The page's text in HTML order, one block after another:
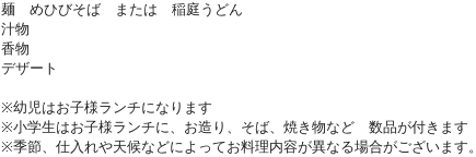
麺　めひびそば　または　稲庭うどん
汁物
香物
デザート
※幼児はお子様ランチになります
※小学生はお子様ランチに、お造り、そば、焼き物など　数品が付きます
※季節、仕入れや天候などによってお料理内容が異なる場合がございます。